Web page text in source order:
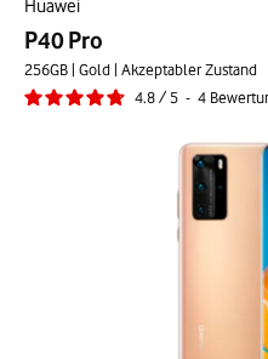
Huawei
P40 Pro
256GB | Gold | Akzeptabler Zustand
4.8/5 - 4